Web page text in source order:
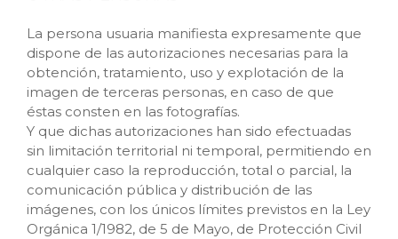
La persona usuaria manifiesta expresamente que
dispone de las autorizaciones necesarias para la
obtención, tratamiento, uso y explotación de la
imagen de terceras personas, en caso de que
éstas consten en las fotografías.
Y que dichas autorizaciones han sido efectuadas
sin limitación territorial ni temporal, permitiendo en
cualquier caso la reproducción, total o parcial, la
comunicación pública y distribución de las
imágenes, con los únicos límites previstos en la Ley
Orgánica 1/1982, de 5 de Mayo, de Protección Civil